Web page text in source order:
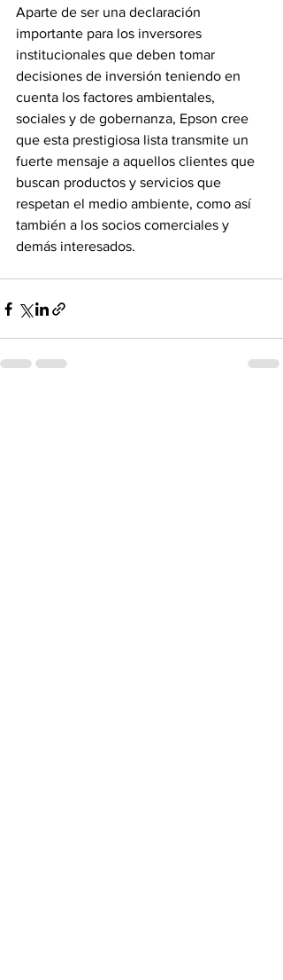
Aparte de ser una declaración
importante para los inversores
institucionales que deben tomar
decisiones de inversión teniendo en
cuenta los factores ambientales,
sociales y de gobernanza, Epson cree
que esta prestigiosa lista transmite un
fuerte mensaje a aquellos clientes que
buscan productos y servicios que
respetan el medio ambiente, como así
también a los socios comerciales y
demás interesados.